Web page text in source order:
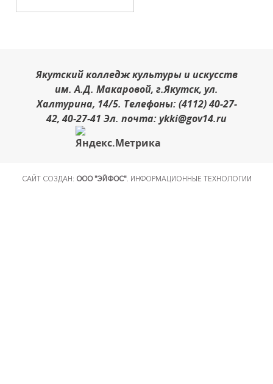
Якутский колледж культуры и искусств
им. А.Д. Макаровой, г.Якутск, ул.
Халтурина, 14/5. Телефоны: (4112) 40-27-
42, 40-27-41 Эл. почта: ykki@gov14.ru
САЙТ СОЗДАН: ООО "ЭЙФОС". ИНФОРМАЦИОННЫЕ ТЕХНОЛОГИИ